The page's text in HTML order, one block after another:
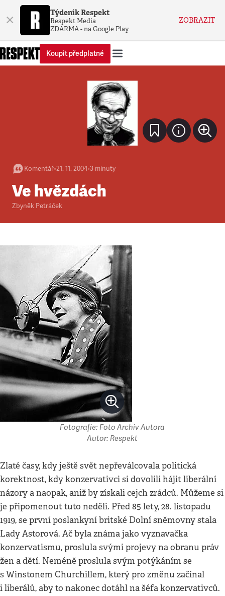
× Týdeník Respekt
Respekt Media
ZDARMA - na Google Play
ZOBRAZIT
Koupit předplatné
Komentář•21. 11. 2004•3 minuty
Ve hvězdách
Zbyněk Petráček
Fotografie: Foto Archiv Autora
Autor: Respekt
Zlaté časy, kdy ještě svět nepřeválcovala politická
korektnost, kdy konzervativci si dovolili hájit liberální
názory a naopak, aniž by získali cejch zrádců. Můžeme si
je připomenout tuto neděli. Před 85 lety, 28. listopadu
1919, se první poslankyní britské Dolní sněmovny stala
Lady Astorová. Ač byla známa jako vyznavačka
konzervatismu, proslula svými projevy na obranu práv
žen a dětí. Neméně proslula svým potýkáním se
s Winstonem Churchillem, který pro změnu začínal
i liberálů, aby to nakonec dotáhl na šéfa konzervativců.